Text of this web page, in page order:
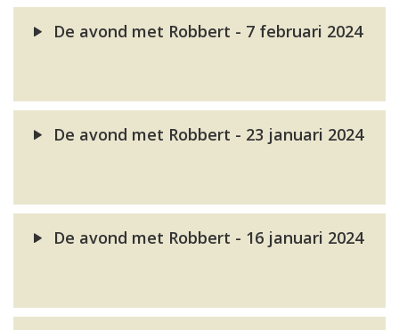
De avond met Robbert - 7 februari 2024
De avond met Robbert - 23 januari 2024
De avond met Robbert - 16 januari 2024